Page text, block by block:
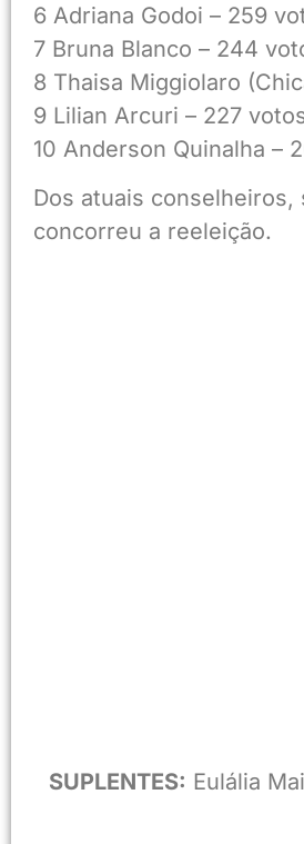
6 Adriana Godoi – 259
7 Bruna Blanco – 244
8 Thaisa Miggiolaro
9 Lilian Arcuri – 227
10 Anderson Quinalha –
Dos atuais conselheiros,
concorreu a reeleição.
SUPLENTES: Eulália